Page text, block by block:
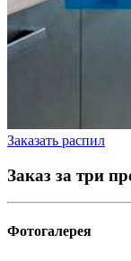
Заказать распил
Заказ за три
Фотогалерея